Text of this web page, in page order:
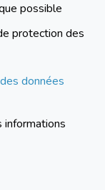
possible
protection des
données